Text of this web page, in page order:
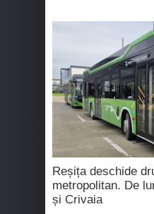
Reșița deschide
metropolitan. De
și Crivaia